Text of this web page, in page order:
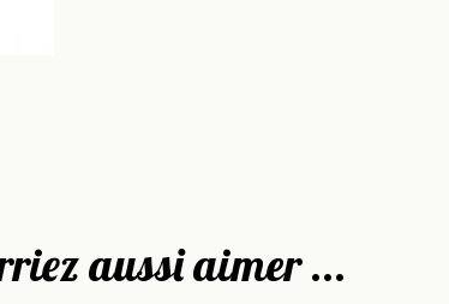
aussi aimer ...